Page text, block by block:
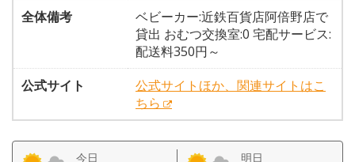
全体備考
ベビーカー:近鉄百貨店阿倍野店で
貸出 おむつ交換室:0 宅配サービス:
配送料350円～
公式サイト
公式サイトほか、関連サイトはこ
ちら
今日 明日